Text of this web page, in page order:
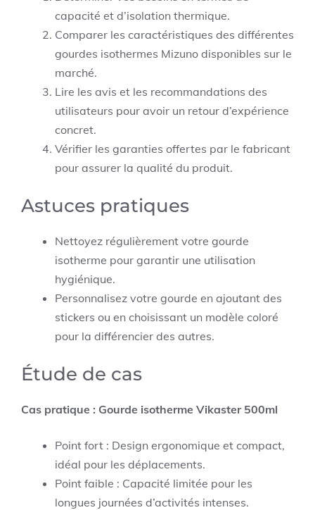
capacité et d’isolation thermique.
Comparer les caractéristiques des différentes
gourdes isothermes Mizuno disponibles sur le
marché.
Lire les avis et les recommandations des
utilisateurs pour avoir un retour d’expérience
concret.
Vérifier les garanties offertes par le fabricant
pour assurer la qualité du produit.
Astuces pratiques
Nettoyez régulièrement votre gourde
isotherme pour garantir une utilisation
hygiénique.
Personnalisez votre gourde en ajoutant des
stickers ou en choisissant un modèle coloré
pour la différencier des autres.
Étude de cas
Cas pratique : Gourde isotherme Vikaster 500ml
Point fort : Design ergonomique et compact,
idéal pour les déplacements.
Point faible : Capacité limitée pour les
longues journées d’activités intenses.